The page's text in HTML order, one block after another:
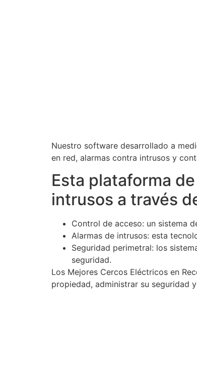
Nuestro software desarrollado a
en red, alarmas contra intrusos y
Esta plataforma
intrusos a través
Control de acceso: un sistema
Alarmas de intrusos: esta
Seguridad perimetral: los
seguridad.
Los Mejores Cercos Eléctricos en
propiedad, administrar su seguridad